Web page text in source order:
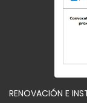
RENOVACIÓN E